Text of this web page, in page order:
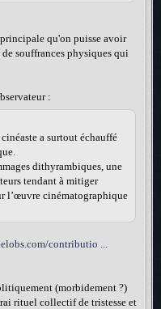
qu'on puisse avoir
souffrances physiques qui
:
a surtout échauffé
dithyrambiques, une
tendant à mitiger
l’œuvre cinématographique
contributio ...
(morbidement ?)
rituel collectif de tristesse et